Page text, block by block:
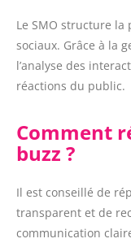
Le SMO structure la
sociaux. Grâce à la
l’analyse des
réactions du public.
Comment
buzz ?
Il est conseillé de
transparent et de
communication